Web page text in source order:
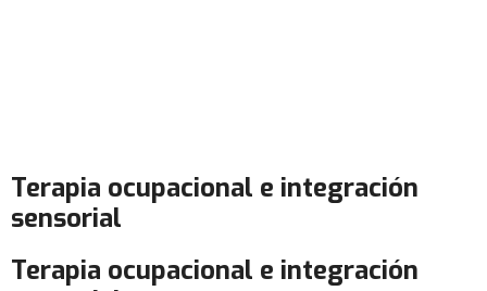
Terapia ocupacional e integración
sensorial
Terapia ocupacional e integración